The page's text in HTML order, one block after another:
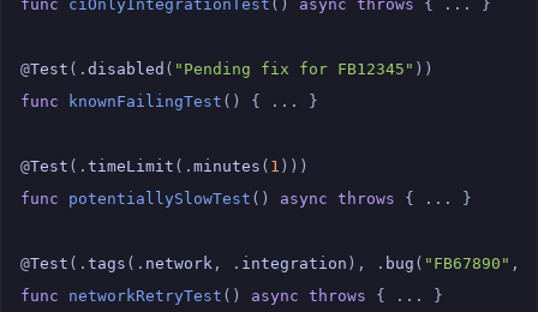
func
ciOnlyIntegrationTest () async throws { ... }
@Test (. disabled ( "Pending fix for FB12345" ))
func
knownFailingTest () { ... }
@Test (. timeLimit (. minutes ( 1 )))
func
potentiallySlowTest () async throws { ... }
@Test (. tags (. network , . integration ), . bug ( "FB67890" ,
func
networkRetryTest () async throws { ... }